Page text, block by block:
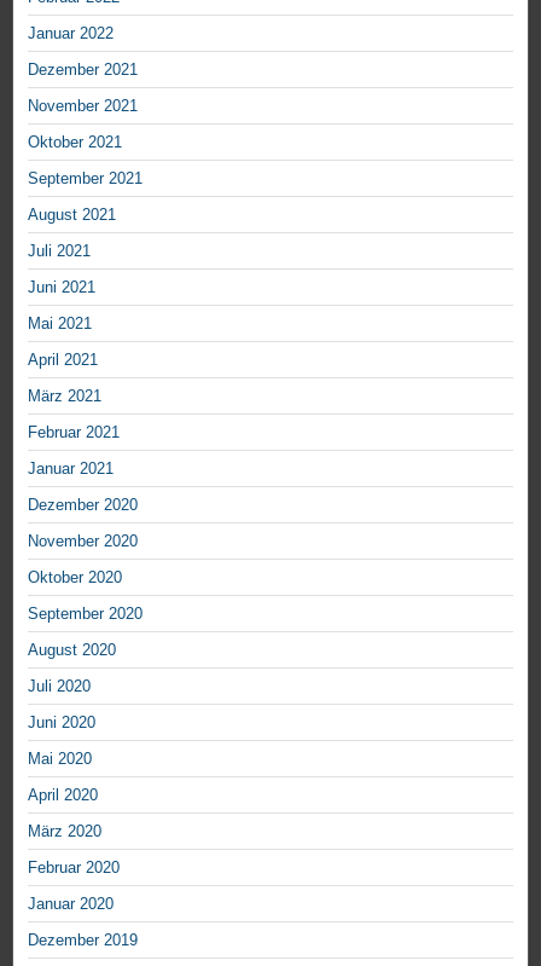
Januar 2022
Dezember 2021
November 2021
Oktober 2021
September 2021
August 2021
Juli 2021
Juni 2021
Mai 2021
April 2021
März 2021
Februar 2021
Januar 2021
Dezember 2020
November 2020
Oktober 2020
September 2020
August 2020
Juli 2020
Juni 2020
Mai 2020
April 2020
März 2020
Februar 2020
Januar 2020
Dezember 2019